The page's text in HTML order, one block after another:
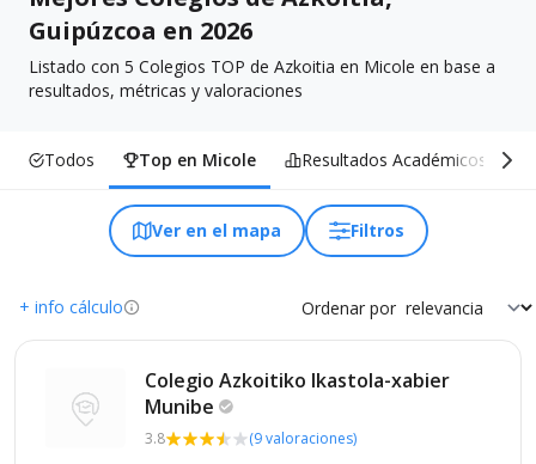
Guipúzcoa en 2026
Listado con 5 Colegios TOP de Azkoitia en Micole en base a
resultados, métricas y valoraciones
Todos Top en Micole Resultados Académicos
Ver en el mapa Filtros
+ info cálculo Ordenar por
Colegio Azkoitiko Ikastola-xabier
Munibe
3.8 (9 valoraciones)